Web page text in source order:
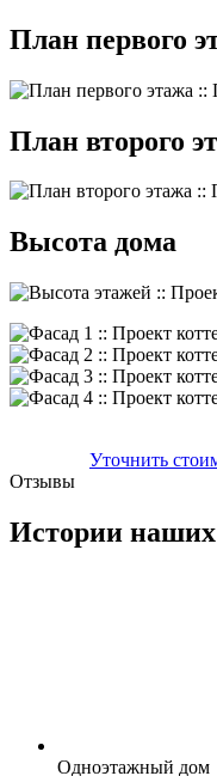
План первого
План второго
Высота дома
Уточнить
Отзывы
Истории
Одноэтажный дом